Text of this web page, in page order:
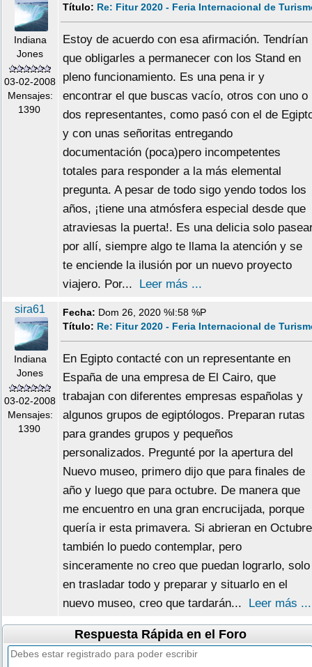
Indiana
Jones
03-02-2008
Mensajes:
1390
Título: Re: Fitur 2020 - Feria Internacional de
Estoy de acuerdo con esa afirmación. Tendrían
que obligarles a permanecer con los Stand en
pleno funcionamiento. Es una pena ir y
encontrar el que buscas vacío, otros con uno o
dos representantes, como pasó con el de
y con unas señoritas entregando
documentación (poca)pero incompetentes
totales para responder a la más elemental
pregunta. A pesar de todo sigo yendo todos los
años, ¡tiene una atmósfera especial desde que
atraviesas la puerta!. Es una delicia solo
por allí, siempre algo te llama la atención y se
te enciende la ilusión por un nuevo proyecto
viajero. Por... Leer más ...
sira61
Indiana
Jones
03-02-2008
Mensajes:
1390
Fecha: Dom 26, 2020 %I:58 %P
Título: Re: Fitur 2020 - Feria Internacional de
En Egipto contacté con un representante en
España de una empresa de El Cairo, que
trabajan con diferentes empresas españolas y
algunos grupos de egiptólogos. Preparan rutas
para grandes grupos y pequeños
personalizados. Pregunté por la apertura del
Nuevo museo, primero dijo que para finales de
año y luego que para octubre. De manera que
me encuentro en una gran encrucijada, porque
quería ir esta primavera. Si abrieran en Octubre
también lo puedo contemplar, pero
sinceramente no creo que puedan lograrlo, solo
en trasladar todo y preparar y situarlo en el
nuevo museo, creo que tardarán... Leer más ...
Respuesta Rápida en el Foro